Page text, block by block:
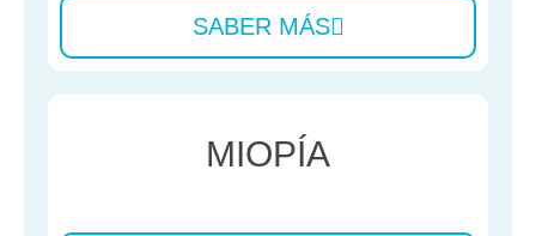
SABER MÁS
MIOPÍA